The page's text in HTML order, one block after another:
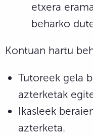
etxera
beharko
Kontuan hartu
Tutoreek gela
azterketak
Ikasleek
azterketa.